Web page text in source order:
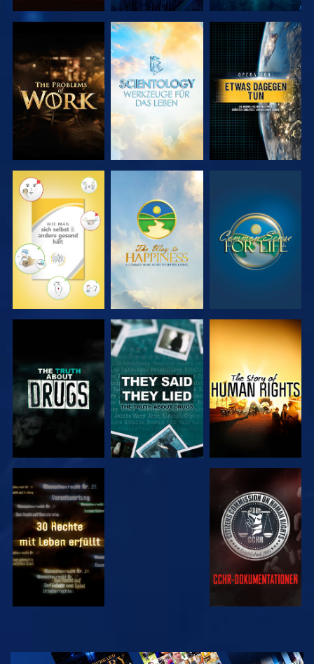
SERIE
ENTDECKEN
SERIE
ENTDECKEN
ANSEHEN
ANSEHEN ANSEHEN ANSEHEN
ANSEHEN ANSEHEN
ANSEHEN ANSEHEN
ANSEHEN
SERIE